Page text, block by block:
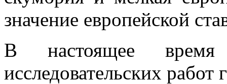
значение европейской
В настоящее время
исследовательских работ